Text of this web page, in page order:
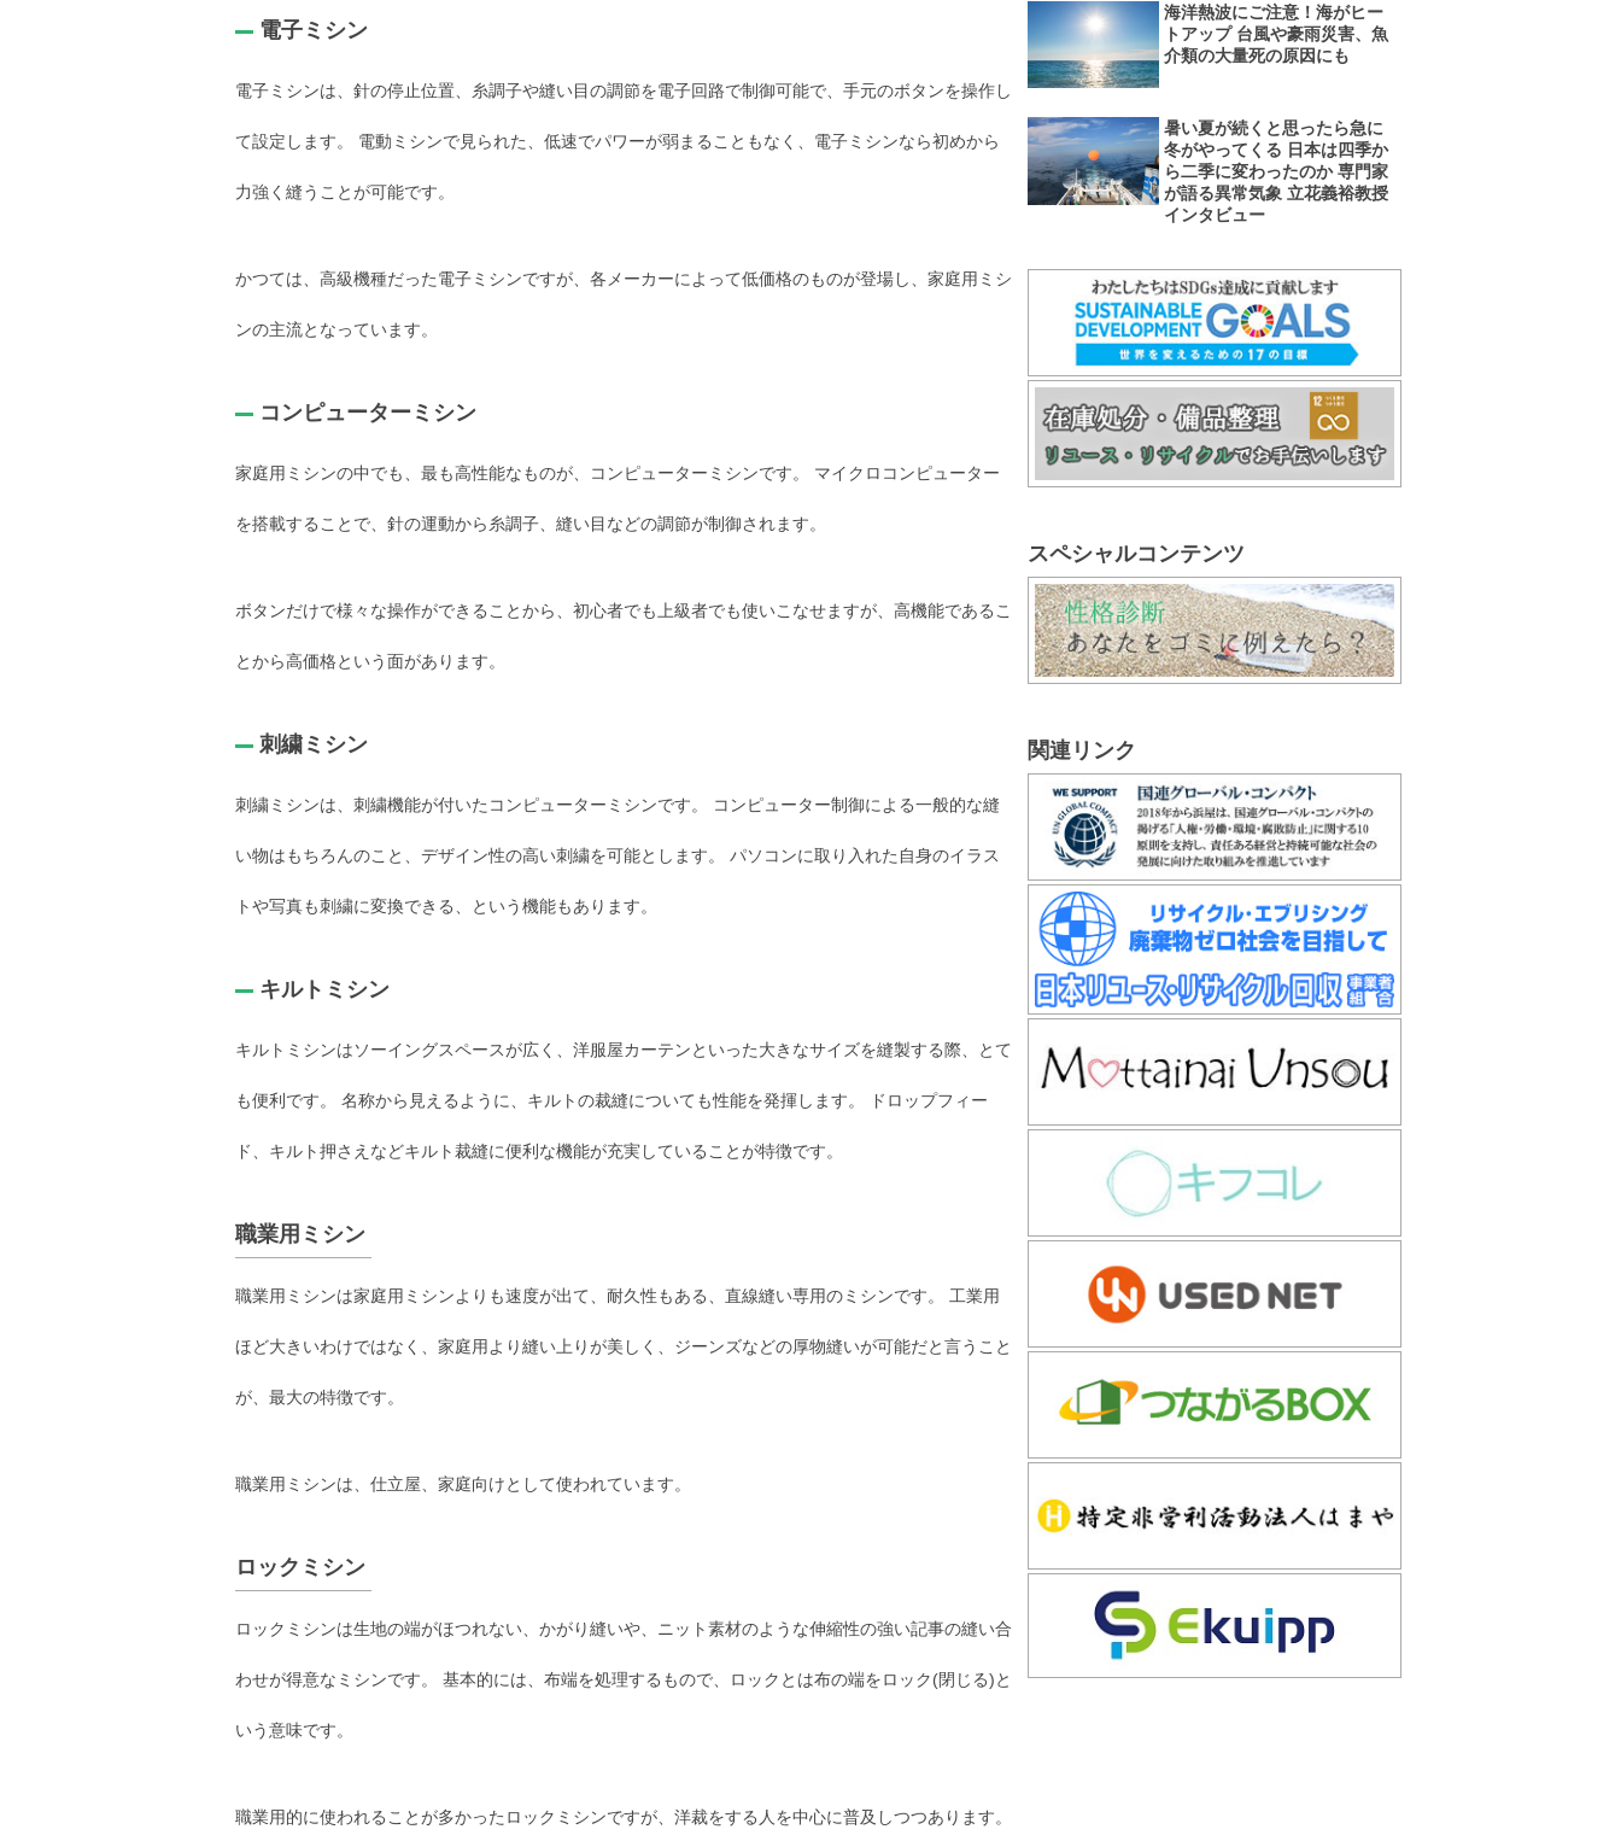
電子ミシン
電子ミシンは、針の停止位置、糸調子や縫い目の調節を電子回路で制御可能で、手元のボタンを操作し
て設定します。 電動ミシンで見られた、低速でパワーが弱まることもなく、電子ミシンなら初めから
力強く縫うことが可能です。
かつては、高級機種だった電子ミシンですが、各メーカーによって低価格のものが登場し、家庭用ミシ
ンの主流となっています。
コンピューターミシン
家庭用ミシンの中でも、最も高性能なものが、コンピューターミシンです。 マイクロコンピューター
を搭載することで、針の運動から糸調子、縫い目などの調節が制御されます。
ボタンだけで様々な操作ができることから、初心者でも上級者でも使いこなせますが、高機能であるこ
とから高価格という面があります。
刺繍ミシン
刺繍ミシンは、刺繍機能が付いたコンピューターミシンです。 コンピューター制御による一般的な縫
い物はもちろんのこと、デザイン性の高い刺繍を可能とします。 パソコンに取り入れた自身のイラス
トや写真も刺繍に変換できる、という機能もあります。
キルトミシン
キルトミシンはソーイングスペースが広く、洋服屋カーテンといった大きなサイズを縫製する際、とて
も便利です。 名称から見えるように、キルトの裁縫についても性能を発揮します。 ドロップフィー
ド、キルト押さえなどキルト裁縫に便利な機能が充実していることが特徴です。
職業用ミシン
職業用ミシンは家庭用ミシンよりも速度が出て、耐久性もある、直線縫い専用のミシンです。 工業用
ほど大きいわけではなく、家庭用より縫い上りが美しく、ジーンズなどの厚物縫いが可能だと言うこと
が、最大の特徴です。
職業用ミシンは、仕立屋、家庭向けとして使われています。
ロックミシン
ロックミシンは生地の端がほつれない、かがり縫いや、ニット素材のような伸縮性の強い記事の縫い合
わせが得意なミシンです。 基本的には、布端を処理するもので、ロックとは布の端をロック(閉じる)と
いう意味です。
職業用的に使われることが多かったロックミシンですが、洋裁をする人を中心に普及しつつあります。
海洋熱波にご注意！海がヒー
トアップ 台風や豪雨災害、魚
介類の大量死の原因にも
暑い夏が続くと思ったら急に
冬がやってくる 日本は四季か
ら二季に変わったのか 専門家
が語る異常気象 立花義裕教授
インタビュー
スペシャルコンテンツ
関連リンク